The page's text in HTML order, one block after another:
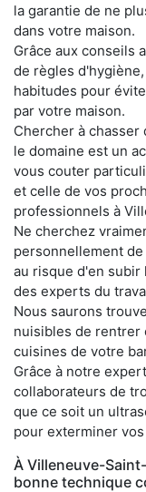
la garantie de ne
dans votre maison.
Grâce aux conseils
de règles
habitudes pour
par votre maison.
Chercher à chasser
le domaine est un
vous couter
et celle de vos
professionnels à
Ne cherchez
personnellement
au risque d'en subir
des experts du
Nous saurons
nuisibles de rentrer
cuisines de votre
Grâce à notre
collaborateurs de
que ce soit un
pour exterminer
À Villeneuve-
bonne technique